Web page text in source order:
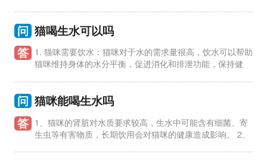
问 猫喝生水可以吗
答 1. 猫咪需要饮水：猫咪对于水的需求量很高，饮水可以帮助
猫咪维持身体的水分平衡，促进消化和排泄功能，保持健
问 猫咪能喝生水吗
答 1、猫咪的肾脏对水质要求较高，生水中可能含有细菌、寄
生虫等有害物质，长期饮用会对猫咪的健康造成影响。 2、